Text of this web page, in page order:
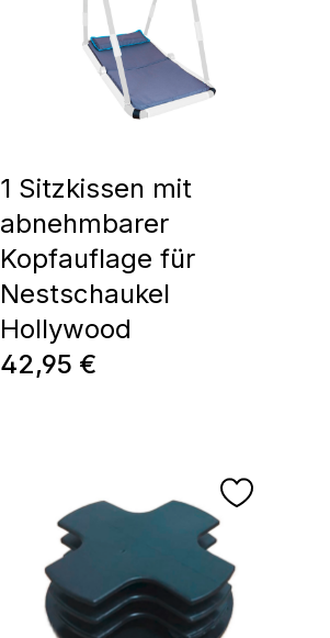
1 Sitzkissen mit
abnehmbarer
Kopfauflage für
Nestschaukel
Hollywood
Regulärer Preis:
42,95 €